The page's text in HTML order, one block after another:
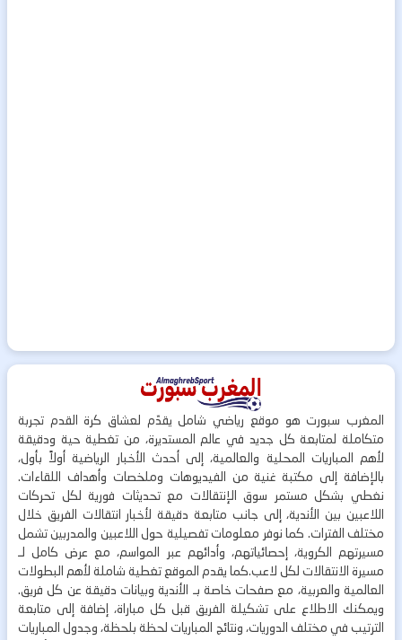
المغرب سبورت هو موقع رياضي شامل يقدّم لعشاق كرة القدم تجربة
متكاملة لمتابعة كل جديد في عالم المستديرة، من تغطية حية ودقيقة
لأهم المباريات المحلية والعالمية، إلى أحدث الأخبار الرياضية أولاً بأول،
بالإضافة إلى مكتبة غنية من الفيديوهات وملخصات وأهداف اللقاءات.
نغطي بشكل مستمر سوق الإنتقالات مع تحديثات فورية لكل تحركات
اللاعبين بين الأندية، إلى جانب متابعة دقيقة لأخبار انتقالات الفريق خلال
مختلف الفترات. كما نوفر معلومات تفصيلية حول اللاعبين والمدربين تشمل
مسيرتهم الكروية، إحصائياتهم، وأدائهم عبر المواسم، مع عرض كامل لـ
مسيرة الانتقالات لكل لاعب.كما يقدم الموقع تغطية شاملة لأهم البطولات
العالمية والعربية، مع صفحات خاصة بـ الأندية وبيانات دقيقة عن كل فريق.
ويمكنك الاطلاع على تشكيلة الفريق قبل كل مباراة، إضافة إلى متابعة
الترتيب في مختلف الدوريات، ونتائج المباريات لحظة بلحظة، وجدول المباريات